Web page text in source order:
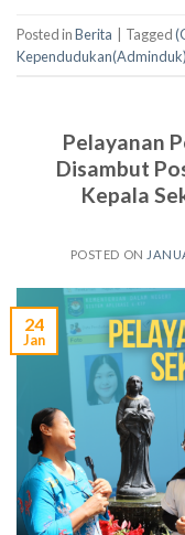
Posted inBerita | Tagged
Kependudukan(Adminduk)
Pelayanan
Disambut
Kepala
POSTED ON
24
Jan